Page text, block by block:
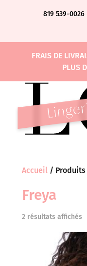
819 539-0026
FRAIS DE
PLUS
Accueil/ Produits
Freya
2 résultats affichés